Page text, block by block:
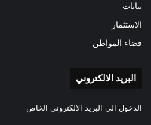
بيانات
الاستثمار
فضاء المواطن
البريد الالكتروني
الدخول الى البريد الالكتروني الخاص